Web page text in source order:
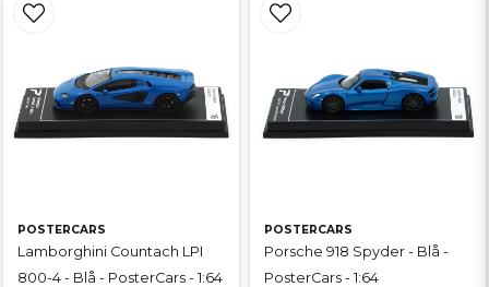
POSTERCARS
Lamborghini Countach LPI
800-4 - Blå - PosterCars - 1:64
POSTERCARS
Porsche 918 Spyder - Blå -
PosterCars - 1:64